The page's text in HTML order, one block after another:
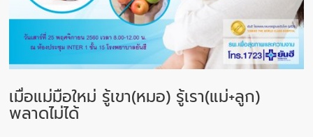
เมื่อแม่มือใหม่ รู้เขา(หมอ) รู้เรา(แม่+ลูก)
พลาดไม่ได้